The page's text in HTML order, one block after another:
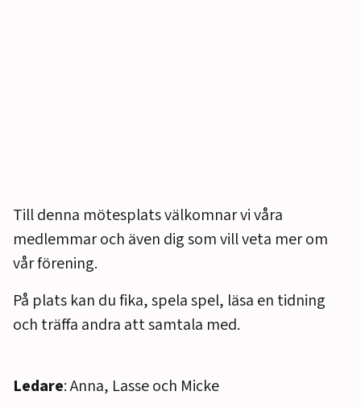
Till denna mötesplats välkomnar vi våra
medlemmar och även dig som vill veta mer om
vår förening.
På plats kan du fika, spela spel, läsa en tidning
och träffa andra att samtala med.
Ledare: Anna, Lasse och Micke